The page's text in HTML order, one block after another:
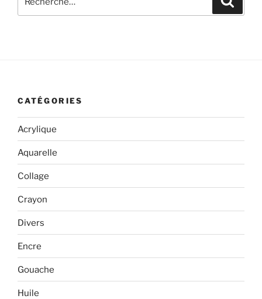
pour
CATÉGORIES
Acrylique
Aquarelle
Collage
Crayon
Divers
Encre
Gouache
Huile